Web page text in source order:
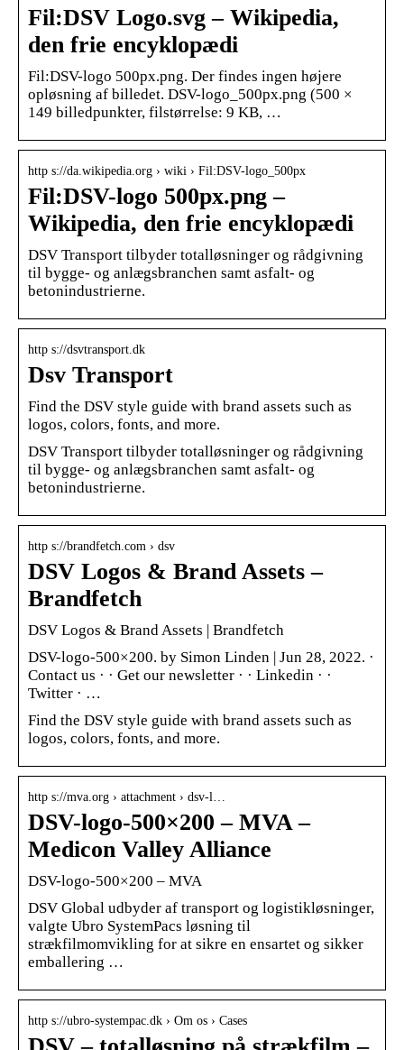
Fil:DSV Logo.svg – Wikipedia,
den frie encyklopædi
Fil:DSV-logo 500px.png. Der findes ingen højere
opløsning af billedet. DSV-logo_500px.png ‎(500 ×
149 billedpunkter, filstørrelse: 9 KB, …
http s://da.wikipedia.org › wiki › Fil:DSV-logo_500px
Fil:DSV-logo 500px.png –
Wikipedia, den frie encyklopædi
DSV Transport tilbyder totalløsninger og rådgivning
til bygge- og anlægsbranchen samt asfalt- og
betonindustrierne.
http s://dsvtransport.dk
Dsv Transport
Find the DSV style guide with brand assets such as
logos, colors, fonts, and more.
DSV Transport tilbyder totalløsninger og rådgivning
til bygge- og anlægsbranchen samt asfalt- og
betonindustrierne.
http s://brandfetch.com › dsv
DSV Logos & Brand Assets –
Brandfetch
DSV Logos & Brand Assets | Brandfetch
DSV-logo-500×200. by Simon Linden | Jun 28, 2022. ·
Contact us · · Get our newsletter · · Linkedin · ·
Twitter · …
Find the DSV style guide with brand assets such as
logos, colors, fonts, and more.
http s://mva.org › attachment › dsv-l…
DSV-logo-500×200 – MVA –
Medicon Valley Alliance
DSV-logo-500×200 – MVA
DSV Global udbyder af transport og logistikløsninger,
valgte Ubro SystemPacs løsning til
strækfilmomvikling for at sikre en ensartet og sikker
emballering …
http s://ubro-systempac.dk › Om os › Cases